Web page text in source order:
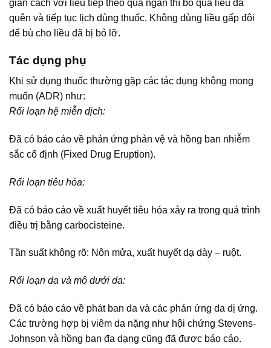
giãn cách với liều tiếp theo quá ngắn thì bỏ qua liều đã
quên và tiếp tục lịch dùng thuốc. Không dùng liều gấp đôi
để bù cho liều đã bị bỏ lỡ.
Tác dụng phụ
Khi sử dụng thuốc thường gặp các tác dụng không mong
muốn (ADR) như:
Rối loạn hệ miễn dịch:
Đã có báo cáo về phản ứng phản vệ và hồng ban nhiễm
sắc cố định (Fixed Drug Eruption).
Rối loạn tiêu hóa:
Đã có báo cáo về xuất huyết tiêu hóa xảy ra trong quá trình
điều trị bằng carbocisteine.
Tần suất không rõ: Nôn mửa, xuất huyết dạ dày – ruột.
Rối loạn da và mô dưới da:
Đã có báo cáo về phát ban da và các phản ứng da dị ứng.
Các trường hợp bị viêm da nặng như hội chứng Stevens-
Johnson và hồng ban đa dạng cũng đã được báo cáo.